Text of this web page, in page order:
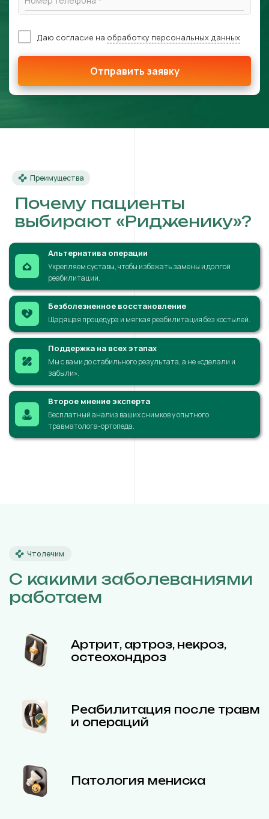
Даю согласие на обработку персональных данных
Отправить заявку
Преимущества
Почему пациенты
выбирают «Ридженику»?
Альтернатива операции
Укрепляем суставы, чтобы избежать замены и долгой
реабилитации.
Безболезненное восстановление
Щадящая процедура и мягкая реабилитация без костылей.
Поддержка на всех этапах
Мы с вами до стабильного результата, а не «сделали и
забыли».
Второе мнение эксперта
Бесплатный анализ ваших снимков у опытного
травматолога-ортопеда.
Что лечим
С какими заболеваниями
работаем
Артрит, артроз, некроз,
остеохондроз
Реабилитация после травм
и операций
Патология мениска